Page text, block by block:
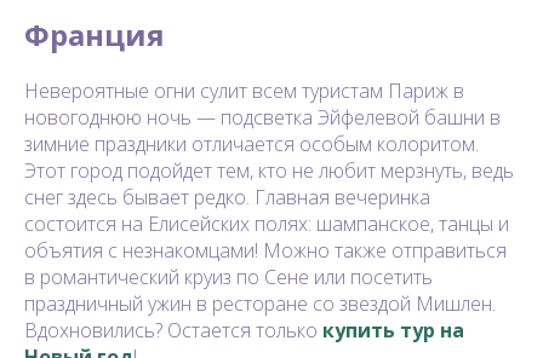
Франция
Невероятные огни сулит всем туристам Париж в
новогоднюю ночь — подсветка Эйфелевой башни в
зимние праздники отличается особым колоритом.
Этот город подойдет тем, кто не любит мерзнуть, ведь
снег здесь бывает редко. Главная вечеринка
состоится на Елисейских полях: шампанское, танцы и
объятия с незнакомцами! Можно также отправиться
в романтический круиз по Сене или посетить
праздничный ужин в ресторане со звездой Мишлен.
Вдохновились? Остается только купить тур на